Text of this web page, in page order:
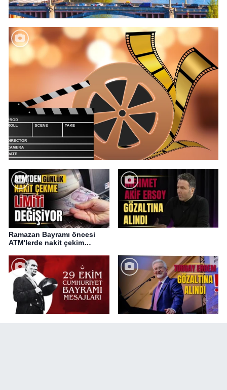
Ramazan Bayramı öncesi
ATM'lerde nakit çekim